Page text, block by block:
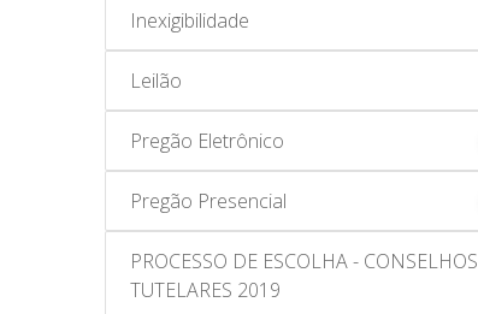
Inexigibilidade
Leilão
Pregão Eletrônico
Pregão Presencial
PROCESSO DE ESCOLHA - CONSELHOS
TUTELARES 2019